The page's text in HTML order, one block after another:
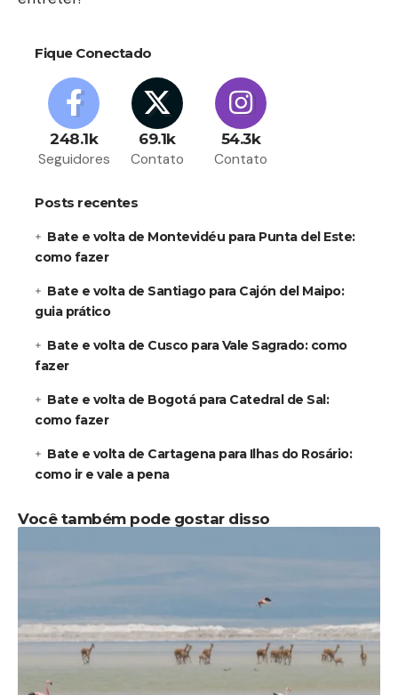
Fique Conectado
248.1k
Seguidores
69.1k
Contato
54.3k
Contato
Posts recentes
Bate e volta de Montevidéu para Punta del Este:
como fazer
Bate e volta de Santiago para Cajón del Maipo:
guia prático
Bate e volta de Cusco para Vale Sagrado: como
fazer
Bate e volta de Bogotá para Catedral de Sal:
como fazer
Bate e volta de Cartagena para Ilhas do Rosário:
como ir e vale a pena
Você também pode gostar disso